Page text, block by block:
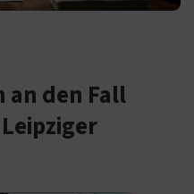
an den Fall